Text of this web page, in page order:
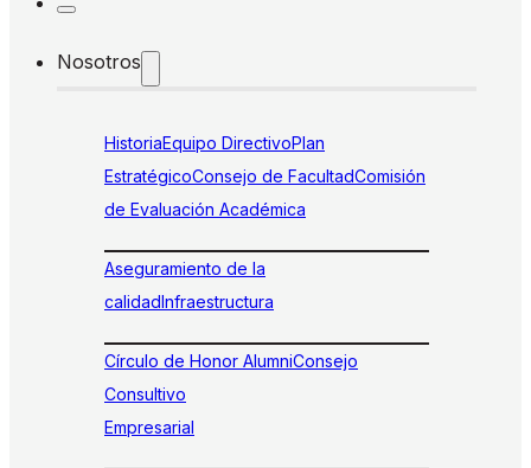
Nosotros
HistoriaEquipo DirectivoPlan
EstratégicoConsejo de FacultadComisión
de Evaluación Académica
Aseguramiento de la
calidadInfraestructura
Círculo de Honor AlumniConsejo
Consultivo
Empresarial